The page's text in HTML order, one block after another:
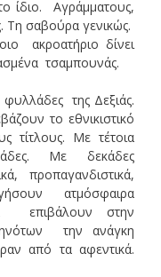
ίδιο. Αγράμματους,
Τη σαβούρα γενικώς.
ακροατήριο δίνει
τσαμπουνάς.
της Δεξιάς.
το εθνικιστικό
τίτλους. Με τέτοια
Με δεκάδες
προπαγανδιστικά,
ατμόσφαιρα
επιβάλουν στην
την ανάγκη
από τα αφεντικά.